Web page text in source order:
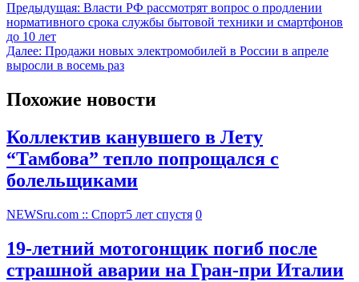
Предыдущая: Власти РФ рассмотрят вопрос о продлении
нормативного срока службы бытовой техники и смартфонов
до 10 лет
Далее: Продажи новых электромобилей в России в апреле
выросли в восемь раз
Похожие новости
Коллектив канувшего в Лету
“Тамбова” тепло попрощался с
болельщиками
NEWSru.com :: Спорт5 лет спустя 0
19-летний мотогонщик погиб после
страшной аварии на Гран-при Италии